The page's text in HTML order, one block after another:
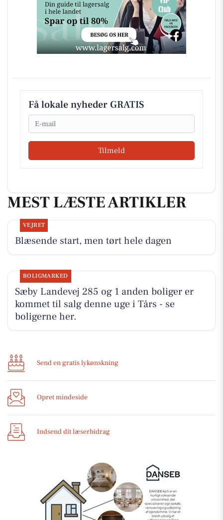
Få lokale nyheder GRATIS
Email
Tilmeld
MEST LÆSTE ARTIKLER
VEJRET
Blæsende start, men tørt hele dagen
BOLIGMARKED
Sæby Landevej 285 og 1 anden boliger er
kommet til salg denne uge i Tårs - se
boligerne her.
Send en gratis lykønskning
Opret mindeside
Indsend dit læserbidrag